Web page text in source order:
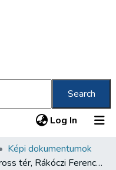
Search
Log In (current)
Képi dokumentumok
[Baross tér, Rákóczi Ferenc hamvainak érkezése] levelezö-lap